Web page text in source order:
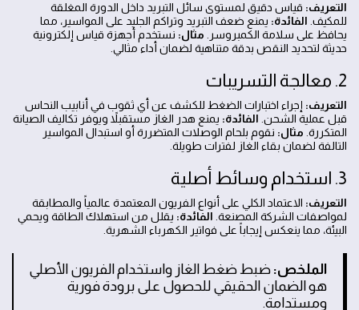
التعريف: قياس دقيق لمستوى سائل التبريد داخل الدورة المغلقة
للمكيف. الفائدة: يمنع ضعف التبريد وتراكم الجليد على المواسير، مما
يحافظ على سلامة الكمبروسر. مثال: نستخدم أجهزة قياس إلكترونية
حديثة لتحديد النقص بدقة متناهية لضمان أداء مثالي.
2. معالجة التسريبات
التعريف: إجراء اختبارات الضغط للكشف عن أي ثقوب في أنابيب النحاس
قبل عملية الشحن. الفائدة: يمنع هدر الغاز مستقبلاً ويوفر تكاليف الصيانة
المتكررة. مثال: نقوم بلحام الوصلات المتضررة أو استبدال المواسير
التالفة لضمان بقاء الغاز لفترات طويلة.
3. استخدام وسائط أصلية
التعريف: الاعتماد الكلي على أنواع الفريون المعتمدة عالمياً والمطابقة
لمواصفات الشركة المصنعة. الفائدة: يقلل من استهلاك الطاقة ويحمي
البيئة، مما ينعكس إيجاباً على فواتير الكهرباء الشهرية.
الملخص: ضبط ضغط الغاز واستخدام الفريون الأصلي
هو الضمان الحقيقي للحصول على برودة فورية
ومستدامة.